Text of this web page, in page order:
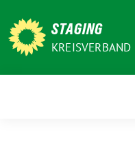
zum
Inhalt
STAGING